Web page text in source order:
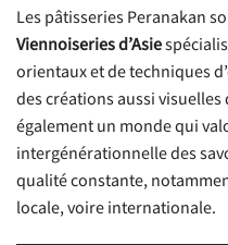
Les pâtisseries Peranakan
Viennoiseries d’Asie
orientaux et de techniques
des créations aussi visuelles
également un monde qui
intergénérationnelle des
qualité constante,
locale, voire internationale.